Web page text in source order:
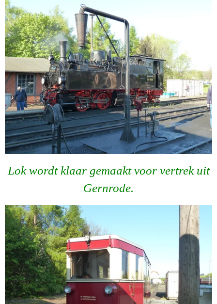
Lok wordt klaar gemaakt voor vertrek uit
Gernrode.